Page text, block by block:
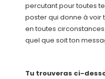
percutant pour toutes
poster qui donne à voir
en toutes
quel que soit ton
Tu trouveras ci-